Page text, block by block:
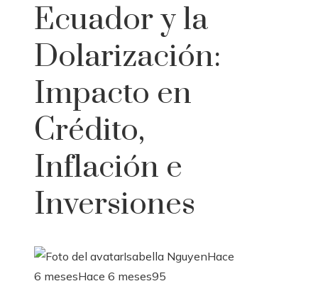
Ecuador y la
Dolarización:
Impacto en
Crédito,
Inflación e
Inversiones
Isabella NguyenHace
6 mesesHace 6 meses95